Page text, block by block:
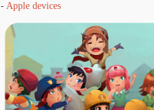
- Apple devices